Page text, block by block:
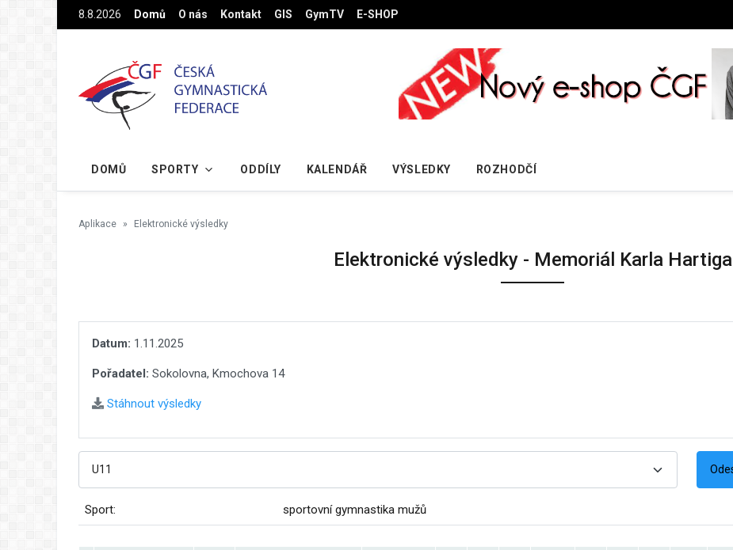
Na hlavní obsah8.8.2026 Domů O nás Kontakt GIS GymTV E-SHOP
DOMŮ SPORTY ODDÍLY KALENDÁŘ VÝSLEDKY ROZHODČÍ
Aplikace Elektronické výsledky
Elektronické výsledky - Memoriál Karla Hartiga
Datum: 1.11.2025
Pořadatel: Sokolovna, Kmochova 14
Stáhnout výsledky
Sport: sportovní gymnastika mužů